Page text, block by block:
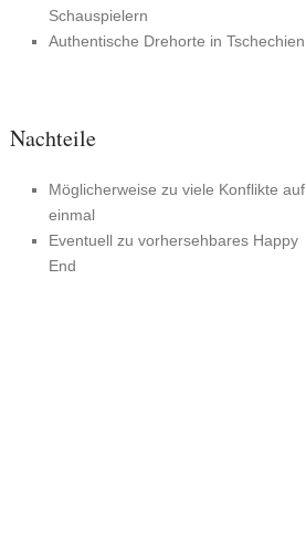
Schauspielern
Authentische Drehorte in Tschechien
Nachteile
Möglicherweise zu viele Konflikte auf
einmal
Eventuell zu vorhersehbares Happy
End